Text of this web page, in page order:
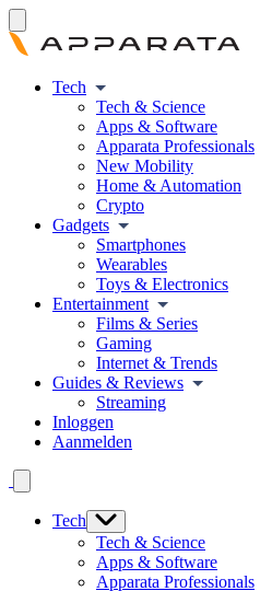
Tech
Tech & Science
Apps & Software
Apparata Professionals
New Mobility
Home & Automation
Crypto
Gadgets
Smartphones
Wearables
Toys & Electronics
Entertainment
Films & Series
Gaming
Internet & Trends
Guides & Reviews
Streaming
Inloggen
Aanmelden
Tech
Tech & Science
Apps & Software
Apparata Professionals